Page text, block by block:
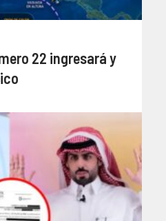
22 ingresará y